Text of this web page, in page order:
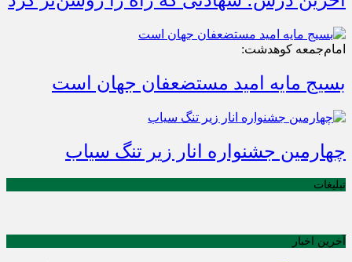
امام‌جمعه کوهدشت:
بسیج مایه امید مستضعفان جهان است
چهارمین جشنواره انار زیر تنگ سیاب
تبلیغات
آخرین اخبار